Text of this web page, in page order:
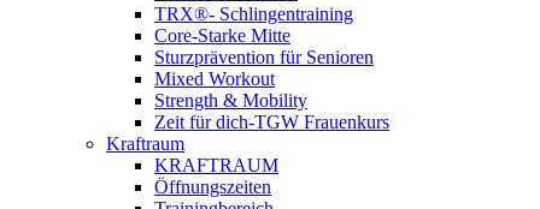
TRX®- Schlingentraining
Core-Starke Mitte
Sturzprävention für Senioren
Mixed Workout
Strength & Mobility
Zeit für dich-TGW Frauenkurs
Kraftraum
KRAFTRAUM
Öffnungszeiten